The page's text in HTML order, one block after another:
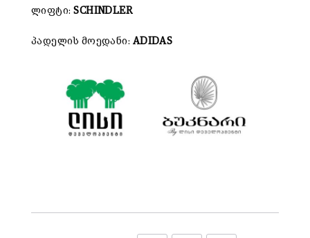
ლიფტი:SCHINDLER
პადელის მოედანი: ADIDAS